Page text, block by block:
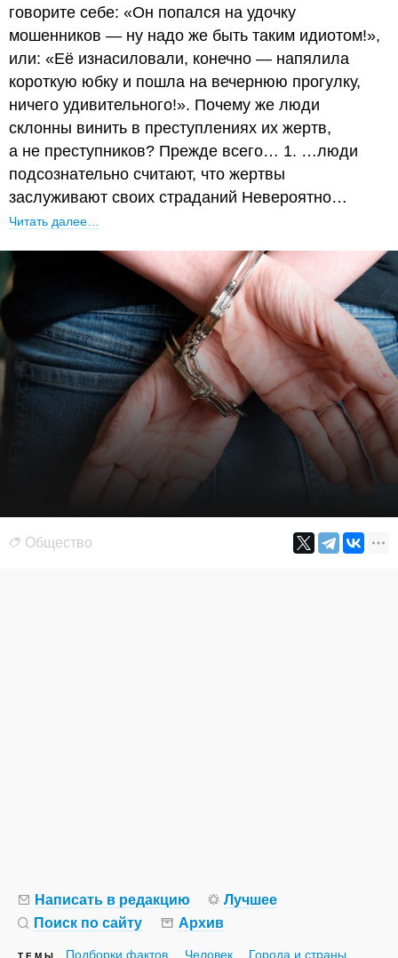
говорите себе: «Он попался на удочку
мошенников — ну надо же быть таким идиотом!»,
или: «Её изнасиловали, конечно — напялила
короткую юбку и пошла на вечернюю прогулку,
ничего удивительного!». Почему же люди
склонны винить в преступлениях их жертв,
а не преступников? Прежде всего… 1. …люди
подсознательно считают, что жертвы
заслуживают своих страданий Невероятно…
Читать далее…
Общество
Написать в редакцию
Лучшее
Поиск по сайту
Архив
ТЕМЫ Подборки фактов Человек Города и страны